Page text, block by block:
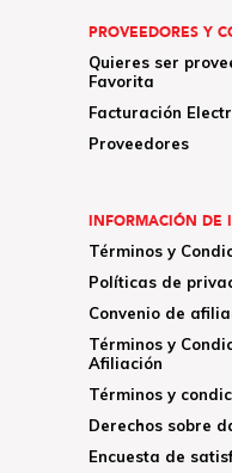
PROVEEDORES Y
Quieres ser
Favorita
Facturación
Proveedores
INFORMACIÓN DE
Términos y
Políticas de
Convenio de
Términos y
Afiliación
Términos y
Derechos sobre
Encuesta de